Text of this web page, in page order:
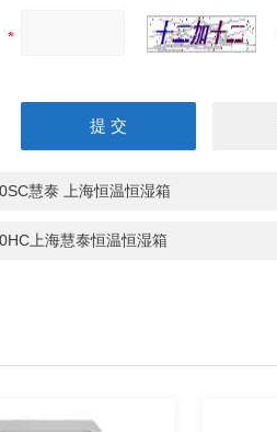
慧泰 上海恒温恒湿箱
上海慧泰恒温恒湿箱